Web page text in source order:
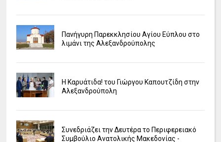
Πανήγυρη Παρεκκλησίου Αγίου Εύπλου στο
λιμάνι της Αλεξανδρούπολης
Η Καρυάτιδα! του Γιώργου Καπουτζίδη στην
Αλεξανδρούπολη
Συνεδριάζει την Δευτέρα το Περιφερειακό
Συμβούλιο Ανατολικής Μακεδονίας -